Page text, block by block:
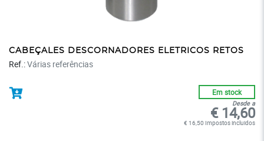
CABEÇALES DESCORNADORES ELETRICOS RETOS
Ref.:Várias referências
Em stock
Desde a
€ 14,60
€ 16,50 Impostos incluidos